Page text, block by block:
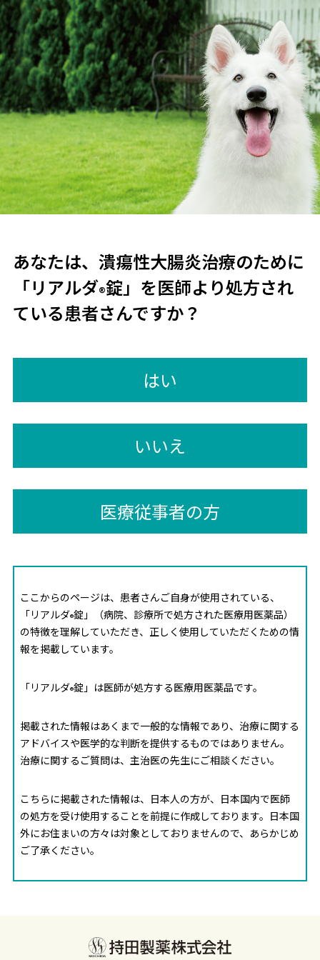
あなたは、潰瘍性大腸炎治療のために
「リアルダ®錠」を医師より処方され
ている患者さんですか？
はい
いいえ
医療従事者の方
ここからのページは、患者さんご自身が使用されている、
「リアルダ®錠」（病院、診療所で処方された医療用医薬品）
の特徴を理解していただき、正しく使用していただくための情
報を掲載しています。
「リアルダ®錠」は医師が処方する医療用医薬品です。
掲載された情報はあくまで一般的な情報であり、治療に関する
アドバイスや医学的な判断を提供するものではありません。
治療に関するご質問は、主治医の先生にご相談ください。
こちらに掲載された情報は、日本人の方が、日本国内で医師
の処方を受け使用することを前提に作成しております。日本国
外にお住まいの方々は対象としておりませんので、あらかじめ
ご了承ください。